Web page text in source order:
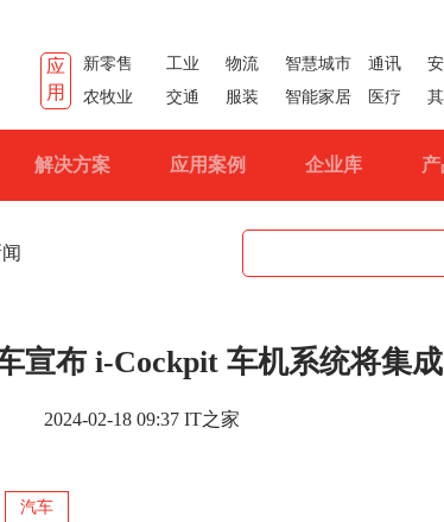
应
用
新零售 工业 物流 智慧城市 通讯
农牧业
交通 服装 智能家居 医疗
解决方案 应用案例 企业库
宣布 i-Cockpit 车机系统将集
2024-02-18 09:37 IT之家
汽车